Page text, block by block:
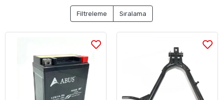
Filtreleme Sıralama